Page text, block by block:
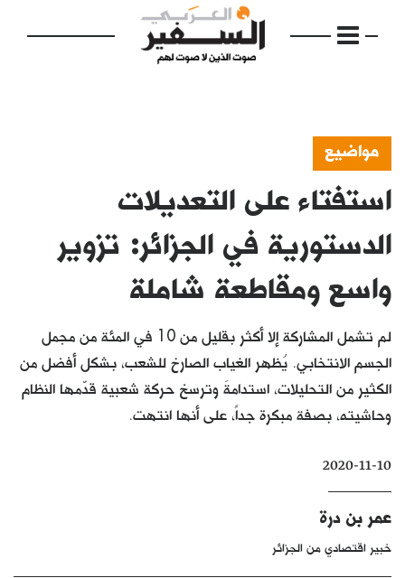
الرئيسية
مواضيع
إفتتاحية
دفاتر
بالصورة
كتّابنا
الأرشيف
مواضيع
استفتاء على التعديلات
الدستورية في الجزائر: تزوير
واسع ومقاطعة شاملة
لم تشمل المشاركة إلا أكثر بقليل من 10 في المئة من مجمل
الجسم الانتخابي. يُظهر الغياب الصارخ للشعب، بشكل أفضل من
الكثير من التحليلات، استدامةَ وترسخ حركة شعبية قدّمها النظام
وحاشيته، بصفة مبكرة جداً، على أنها انتهت.
2020-11-10
عمر بن درة
خبير اقتصادي من الجزائر